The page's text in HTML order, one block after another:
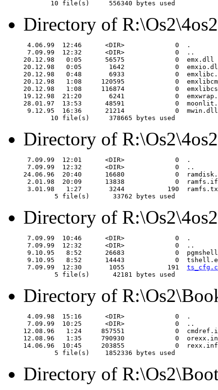
Directory of
4.06.99  12:46      <DIR>             0  .
7.09.99  12:32      <DIR>             0  ..
20.12.98   0:05      56575             0  emx.dll
20.12.98   0:05       1642             0
20.12.98   0:48       6933             0
20.12.98   1:08     120595             0
20.12.98   1:08     116874             0
19.12.98  21:20       6241             0
28.01.97  13:53      48591             0
9.12.95  16:36      21214             0  mwin.dll
Directory of
7.09.99  12:01      <DIR>             0  .
7.09.99  12:32      <DIR>             0  ..
24.06.96  20:40      16680             0
2.01.98  20:09      13838             0
3.01.98   1:27       3244           190
Directory of
7.09.99  10:46      <DIR>             0  .
7.09.99  12:32      <DIR>             0  ..
9.10.95   8:52      26683             0
9.10.95   8:52      14443             0
7.09.99  12:30       1055           191
Directory of
4.09.98  15:16      <DIR>             0  .
7.09.99  10:25      <DIR>             0  ..
12.08.96   1:24     857551             0
12.08.96   1:35     790930             0
14.06.96  10:45     203855             0  rexx.inf
Directory of